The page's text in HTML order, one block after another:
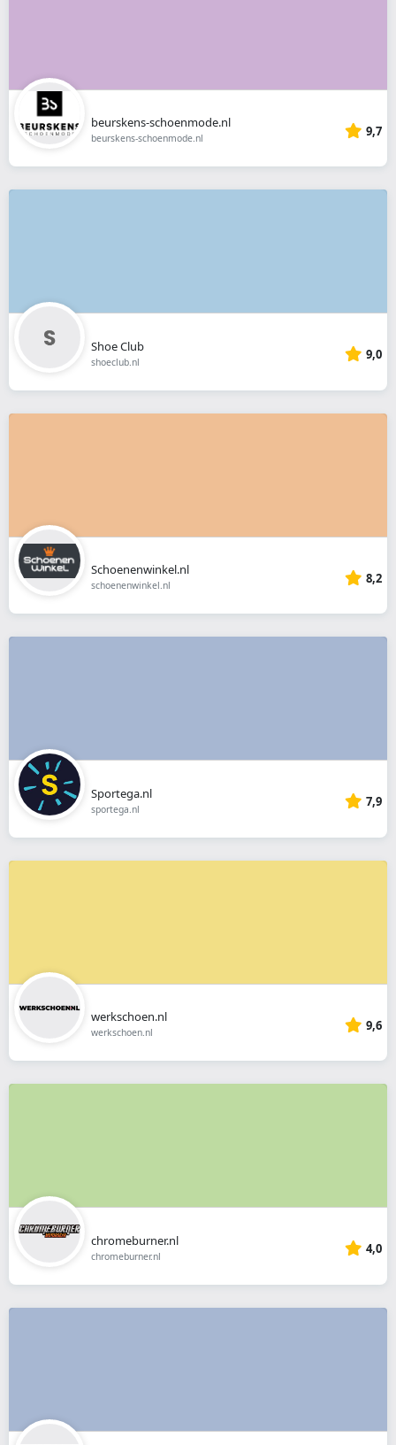
beurskens-schoenmode.nl
beurskens-schoenmode.nl 9,7
Shoe Club
shoeclub.nl 9,0
Schoenenwinkel.nl
schoenenwinkel.nl 8,2
Sportega.nl
sportega.nl 7,9
werkschoen.nl
werkschoen.nl 9,6
chromeburner.nl
chromeburner.nl 4,0